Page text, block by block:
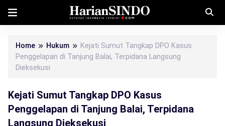
Home Hukum
Kejati Sumut Tangkap DPO Kasus
Penggelapan di Tanjung Balai, Terpidana Langsung
Dieksekusi
Kejati Sumut Tangkap DPO Kasus
Penggelapan di Tanjung Balai, Terpidana
Langsung Dieksekusi